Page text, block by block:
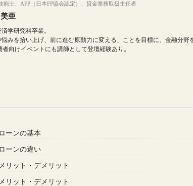
能士、AFP（日本FP協会認定）、貸金業務取扱主任者
亜
学研究科卒業。
悩みを拾い上げ、前に進む原動力に変える」ことを目標に、金融分野
者向けイベントにも講師として登壇経験あり。
ーンの基本
ーンの違い
リット・デメリット
リット・デメリット